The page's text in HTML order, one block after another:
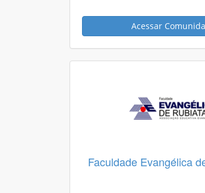
Acessar
Faculdade Evangélica